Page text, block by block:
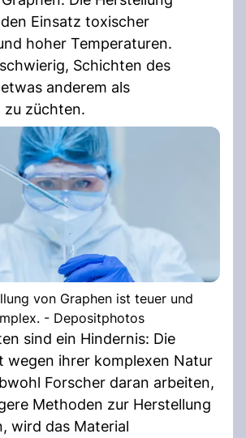
Einsatz toxischer
hoher Temperaturen.
Schichten des
anderem als
zu züchten.
von Graphen ist teuer und
- Depositphotos
sind ein Hindernis: Die
wegen ihrer komplexen Natur
Forscher daran arbeiten,
Methoden zur Herstellung
wird das Material